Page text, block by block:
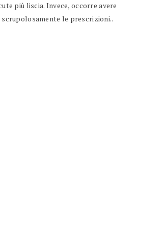
più liscia. Invece, occorre avere
scrupolosamente le prescrizioni..